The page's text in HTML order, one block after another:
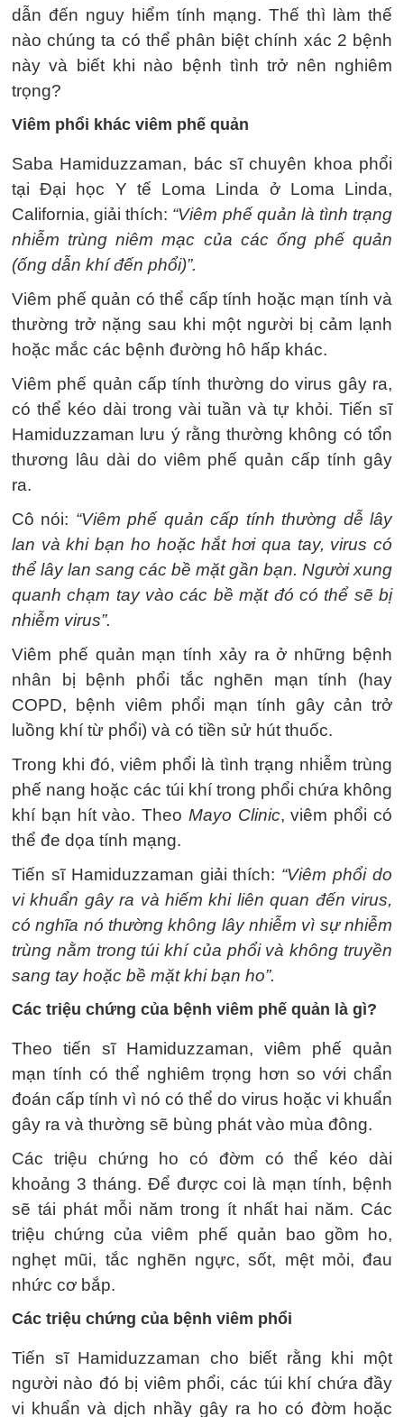
dẫn đến nguy hiểm tính mạng. Thế thì làm thế
nào chúng ta có thể phân biệt chính xác 2 bệnh
này và biết khi nào bệnh tình trở nên nghiêm
trọng?
Viêm phổi khác viêm phế quản
Saba Hamiduzzaman, bác sĩ chuyên khoa phổi
tại Đại học Y tế Loma Linda ở Loma Linda,
California, giải thích: “Viêm phế quản là tình trạng
nhiễm trùng niêm mạc của các ống phế quản
(ống dẫn khí đến phổi)”.
Viêm phế quản có thể cấp tính hoặc mạn tính và
thường trở nặng sau khi một người bị cảm lạnh
hoặc mắc các bệnh đường hô hấp khác.
Viêm phế quản cấp tính thường do virus gây ra,
có thể kéo dài trong vài tuần và tự khỏi. Tiến sĩ
Hamiduzzaman lưu ý rằng thường không có tổn
thương lâu dài do viêm phế quản cấp tính gây
ra.
Cô nói: “Viêm phế quản cấp tính thường dễ lây
lan và khi bạn ho hoặc hắt hơi qua tay, virus có
thể lây lan sang các bề mặt gần bạn. Người xung
quanh chạm tay vào các bề mặt đó có thể sẽ bị
nhiễm virus”.
Viêm phế quản mạn tính xảy ra ở những bệnh
nhân bị bệnh phổi tắc nghẽn mạn tính (hay
COPD, bệnh viêm phổi mạn tính gây cản trở
luồng khí từ phổi) và có tiền sử hút thuốc.
Trong khi đó, viêm phổi là tình trạng nhiễm trùng
phế nang hoặc các túi khí trong phổi chứa không
khí bạn hít vào. Theo Mayo Clinic, viêm phổi có
thể đe dọa tính mạng.
Tiến sĩ Hamiduzzaman giải thích: “Viêm phổi do
vi khuẩn gây ra và hiếm khi liên quan đến virus,
có nghĩa nó thường không lây nhiễm vì sự nhiễm
trùng nằm trong túi khí của phổi và không truyền
sang tay hoặc bề mặt khi bạn ho”.
Các triệu chứng của bệnh viêm phế quản là gì?
Theo tiến sĩ Hamiduzzaman, viêm phế quản
mạn tính có thể nghiêm trọng hơn so với chẩn
đoán cấp tính vì nó có thể do virus hoặc vi khuẩn
gây ra và thường sẽ bùng phát vào mùa đông.
Các triệu chứng ho có đờm có thể kéo dài
khoảng 3 tháng. Để được coi là mạn tính, bệnh
sẽ tái phát mỗi năm trong ít nhất hai năm. Các
triệu chứng của viêm phế quản bao gồm ho,
nghẹt mũi, tắc nghẽn ngực, sốt, mệt mỏi, đau
nhức cơ bắp.
Các triệu chứng của bệnh viêm phổi
Tiến sĩ Hamiduzzaman cho biết rằng khi một
người nào đó bị viêm phổi, các túi khí chứa đầy
vi khuẩn và dịch nhầy gây ra ho có đờm hoặc